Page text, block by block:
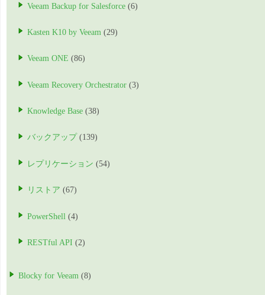
Veeam Backup for Salesforce (6)
Kasten K10 by Veeam (29)
Veeam ONE (86)
Veeam Recovery Orchestrator (3)
Knowledge Base (38)
バックアップ (139)
レプリケーション (54)
リストア (67)
PowerShell (4)
RESTful API (2)
Blocky for Veeam (8)